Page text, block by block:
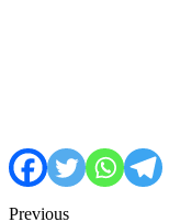
Previous